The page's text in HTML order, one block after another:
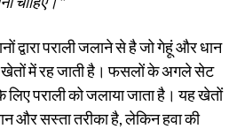
द्वारा पराली जलाने से है जो गेहूं और धान
में रह जाती है। फसलों के अगले सेट
पराली को जलाया जाता है। यह खेतों
और सस्ता तरीका है, लेकिन हवा की